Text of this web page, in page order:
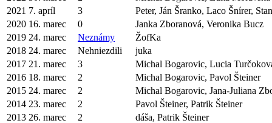
2021 7. apríl 3
Peter, Ján Šranko, Laco Šnírer,
2020 16. marec 0
Janka Zboranová, Veronika Bucz
2019 24. marec Neznámy
ŽofKa
2018 24. marec Nehniezdili
juka
2017 21. marec 3
Michal Bogarovic, Lucia
2016 18. marec 2
Michal Bogarovic, Pavol Šteiner
2015 24. marec 2
Michal Bogarovic, Jana-Juliana
2014 23. marec 2
Pavol Šteiner, Patrik Šteiner
2013 26. marec 2
dáša, Patrik Šteiner